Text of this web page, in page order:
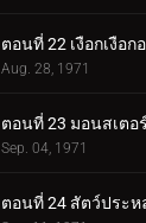
ตอนที่ 22 เงือกเงือ
Aug. 28, 1971
ตอนที่ 23 มอนสเต
Sep. 04, 1971
ตอนที่ 24 สัตว์ประ